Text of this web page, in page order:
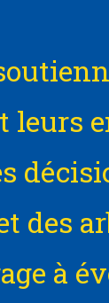
leurs
des
à